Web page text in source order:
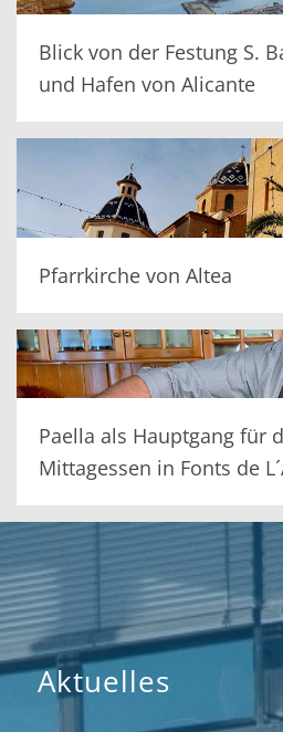
Blick von der Festung S.
und Hafen von Alicante
Pfarrkirche von Altea
Paella als Hauptgang für
Mittagessen in Fonts de
Aktuelles